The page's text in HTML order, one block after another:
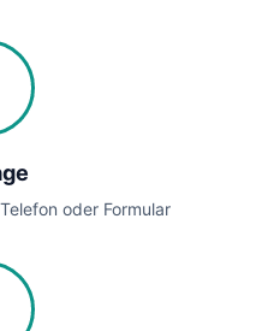
oder Formular